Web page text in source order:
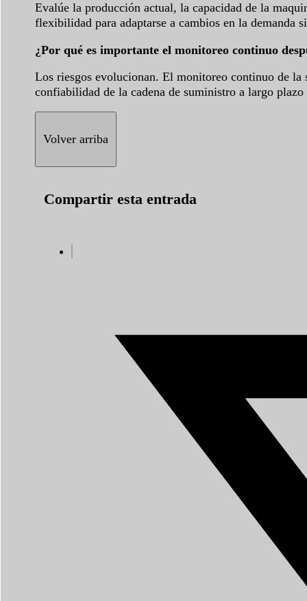
Evalúe la producción actual, la capacidad de la
flexibilidad para adaptarse a cambios en la demanda
¿Por qué es importante el monitoreo continuo
Los riesgos evolucionan. El monitoreo continuo de
confiabilidad de la cadena de suministro a largo
Volver arriba
Compartir esta entrada